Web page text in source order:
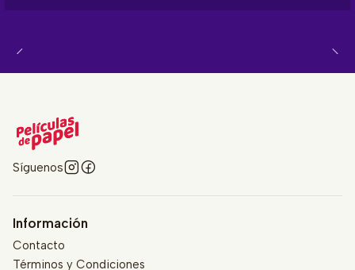
Síguenos
Información
Contacto
Términos y Condiciones